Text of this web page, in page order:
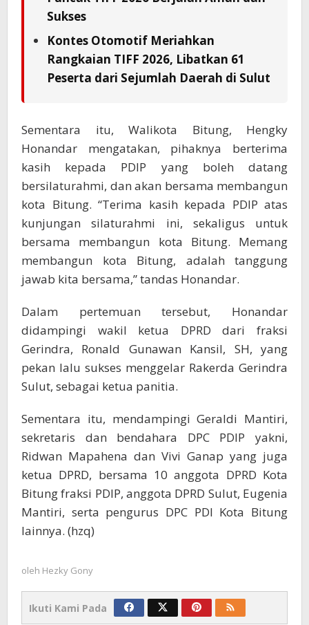
Sukses
Kontes Otomotif Meriahkan
Rangkaian TIFF 2026, Libatkan 61
Peserta dari Sejumlah Daerah di Sulut
Sementara itu, Walikota Bitung, Hengky
Honandar mengatakan, pihaknya berterima
kasih kepada PDIP yang boleh datang
bersilaturahmi, dan akan bersama membangun
kota Bitung. “Terima kasih kepada PDIP atas
kunjungan silaturahmi ini, sekaligus untuk
bersama membangun kota Bitung. Memang
membangun kota Bitung, adalah tanggung
jawab kita bersama,” tandas Honandar.
Dalam pertemuan tersebut, Honandar
didampingi wakil ketua DPRD dari fraksi
Gerindra, Ronald Gunawan Kansil, SH, yang
pekan lalu sukses menggelar Rakerda Gerindra
Sulut, sebagai ketua panitia.
Sementara itu, mendampingi Geraldi Mantiri,
sekretaris dan bendahara DPC PDIP yakni,
Ridwan Mapahena dan Vivi Ganap yang juga
ketua DPRD, bersama 10 anggota DPRD Kota
Bitung fraksi PDIP, anggota DPRD Sulut, Eugenia
Mantiri, serta pengurus DPC PDI Kota Bitung
lainnya. (hzq)
oleh Hezky Gony
Ikuti Kami Pada